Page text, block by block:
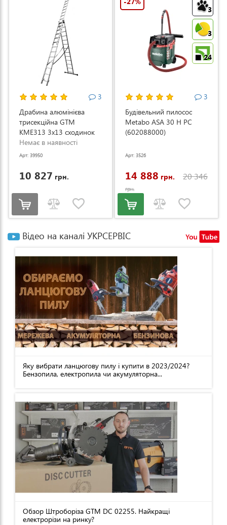
3
Драбина алюмінієва
трисекційна GTM
KME313 3x13 сходинок
3.53-8.93м (KME313)
Немає в наявності
Арт: 39950
10 827 грн.
3
3
24
3
Будівельний пилосос
Metabo ASA 30 H PC
(602088000)
Арт: 3526
14 888 грн. 20 346
грн.
Відео на каналі УКРСЕРВІС
Яку вибрати ланцюгову пилу і купити в 2023/2024?
Бензопила, електропила чи акумуляторна...
Обзор Штроборіза GTM DC 02255. Найкращі
електрорізи на ринку?